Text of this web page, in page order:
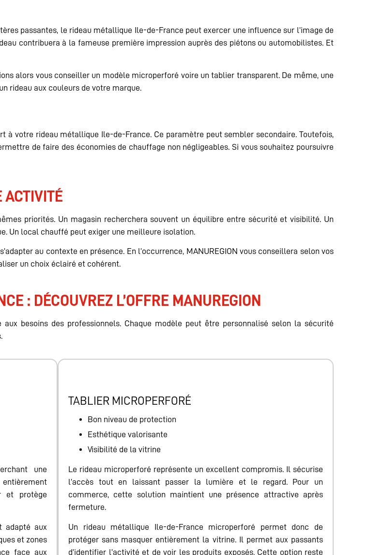
passantes, le rideau métallique Ile-de-France peut exercer une influence sur l’image de
contribuera à la fameuse première impression auprès des piétons ou automobilistes. Et
alors vous conseiller un modèle microperforé voire un tablier transparent. De même, une
rideau aux couleurs de votre marque.
à votre rideau métallique Ile-de-France. Ce paramètre peut sembler secondaire. Toutefois,
de faire des économies de chauffage non négligeables. Si vous souhaitez poursuivre
ACTIVITÉ
priorités. Un magasin recherchera souvent un équilibre entre sécurité et visibilité. Un
Un local chauffé peut exiger une meilleure isolation.
au contexte en présence. En l’occurrence, MANUREGION vous conseillera selon vos
un choix éclairé et cohérent.
: DÉCOUVREZ L’OFFRE MANUREGION
aux besoins des professionnels. Chaque modèle peut être personnalisé selon la sécurité
une
et protège
adapté aux
et zones
face aux
TABLIER MICROPERFORÉ
Bon niveau de protection
Esthétique valorisante
Visibilité de la vitrine
Le rideau microperforé représente un excellent compromis. Il sécurise
l’accès tout en laissant passer la lumière et le regard. Pour un
commerce, cette solution maintient une présence attractive après
fermeture.
Un rideau métallique Ile-de-France microperforé permet donc de
protéger sans masquer entièrement la vitrine. Il permet aux passants
d’identifier l’activité et de voir les produits exposés. Cette option reste